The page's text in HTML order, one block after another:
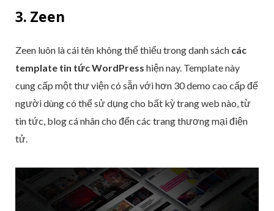
3. Zeen
Zeen luôn là cái tên không thể thiếu trong danh sách các
template tin tức WordPress hiện nay. Template này
cung cấp một thư viện có sẵn với hơn 30 demo cao cấp để
người dùng có thể sử dụng cho bất kỳ trang web nào, từ
tin tức, blog cá nhân cho đến các trang thương mại điện
tử.